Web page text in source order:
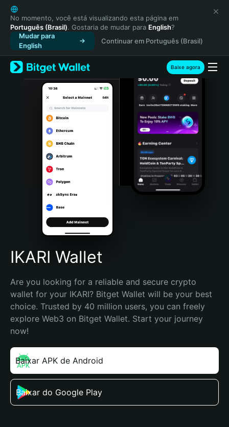
English
日本語
Tiếng Việt
Русский
Español (Latinoamérica)
Türkçe
Italiano
Português (Portugal)
Bahasa Indonesia
Português (Brasil)
Español (Argentina)
No momento, você está visualizando esta página em
Português (Brasil). Gostaria de mudar para English?
Mudar para
English
Continuar em Português (Brasil)
Baixe agora
IKARI Wallet
Are you looking for a reliable and secure crypto
wallet for your IKARI? Bitget Wallet will be your best
choice. Trusted by 40 million users, you can freely
explore Web3 on Bitget Wallet. Start your journey
now!
Baixar APK de Android
Baixar do Google Play